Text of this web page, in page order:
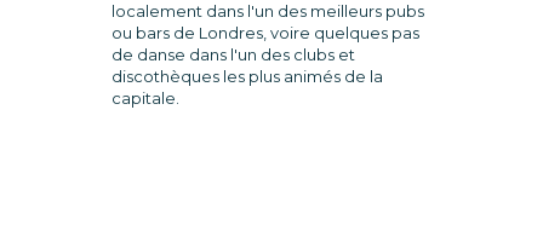
localement dans l'un des meilleurs pubs
ou bars de Londres, voire quelques pas
de danse dans l'un des clubs et
discothèques les plus animés de la
capitale.